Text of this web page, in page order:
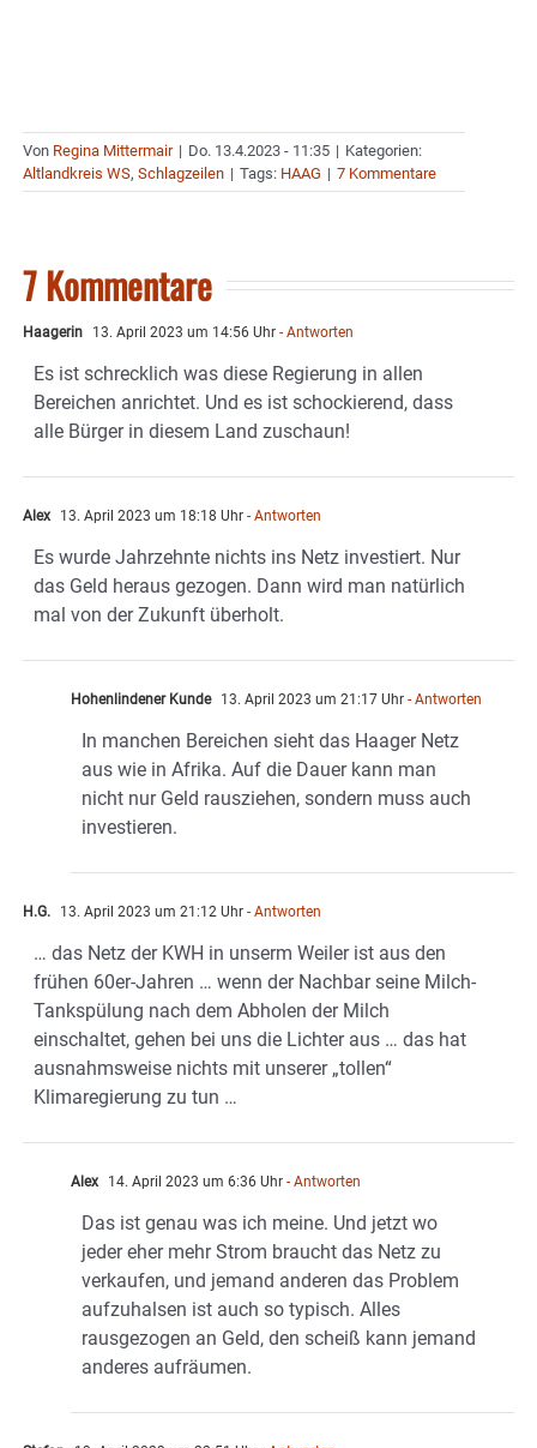
Von Regina Mittermair | Do. 13.4.2023 - 11:35 | Kategorien:
Altlandkreis WS, Schlagzeilen | Tags: HAAG | 7 Kommentare
7 Kommentare
Haagerin 13. April 2023 um 14:56 Uhr - Antworten
Es ist schrecklich was diese Regierung in allen
Bereichen anrichtet. Und es ist schockierend, dass
alle Bürger in diesem Land zuschaun!
Alex 13. April 2023 um 18:18 Uhr - Antworten
Es wurde Jahrzehnte nichts ins Netz investiert. Nur
das Geld heraus gezogen. Dann wird man natürlich
mal von der Zukunft überholt.
Hohenlindener Kunde 13. April 2023 um 21:17 Uhr - Antworten
In manchen Bereichen sieht das Haager Netz
aus wie in Afrika. Auf die Dauer kann man
nicht nur Geld rausziehen, sondern muss auch
investieren.
H.G. 13. April 2023 um 21:12 Uhr - Antworten
… das Netz der KWH in unserm Weiler ist aus den
frühen 60er-Jahren … wenn der Nachbar seine Milch-
Tankspülung nach dem Abholen der Milch
einschaltet, gehen bei uns die Lichter aus … das hat
ausnahmsweise nichts mit unserer „tollen“
Klimaregierung zu tun …
Alex 14. April 2023 um 6:36 Uhr - Antworten
Das ist genau was ich meine. Und jetzt wo
jeder eher mehr Strom braucht das Netz zu
verkaufen, und jemand anderen das Problem
aufzuhalsen ist auch so typisch. Alles
rausgezogen an Geld, den scheiß kann jemand
anderes aufräumen.